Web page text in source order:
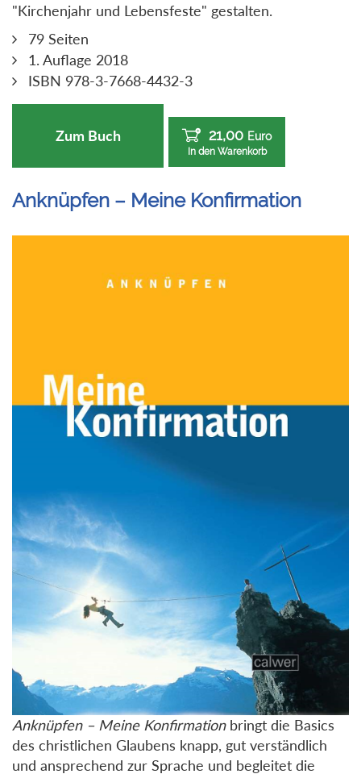
"Kirchenjahr und Lebensfeste" gestalten.
79 Seiten
1. Auflage 2018
ISBN 978-3-7668-4432-3
Zum Buch 21,00 Euro
In den Warenkorb
Anknüpfen – Meine Konfirmation
Anknüpfen – Meine Konfirmationbringt die Basics
des christlichen Glaubens knapp, gut verständlich
und ansprechend zur Sprache und begleitet die